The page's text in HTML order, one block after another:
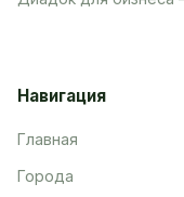
Навигация
Главная
Города